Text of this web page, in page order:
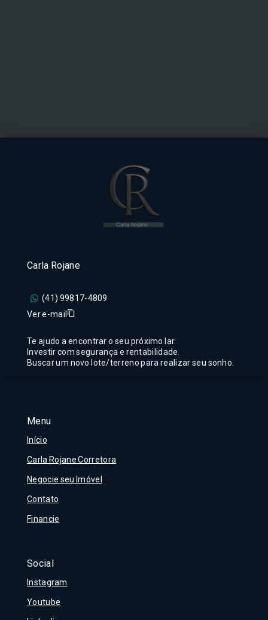
Menu
Início
Carla Rojane Corretora
Negocie seu Imóvel
Contato
Financie
Social
Instagram
Youtube
Carla Rojane
(41) 99817-4809
Ver e-mail
Te ajudo a encontrar o seu próximo lar.
Investir com segurança e rentabilidade.
Buscar um novo lote/terreno para realizar seu sonho.